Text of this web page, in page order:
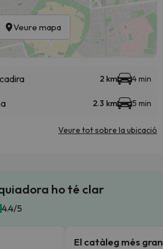
Veure mapa
2 km 4 min
2.3 km 5 min
Veure tot sobre la ubicació
ho té clar
4.4/5
El catàleg més gran